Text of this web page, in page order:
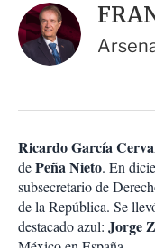
o
n
e
s
c
m
p
a
r
t
i
a
r
Ricardo García
dePeña Nieto. En
subsecretario de
de la República. Se
destacado azul: Jorge